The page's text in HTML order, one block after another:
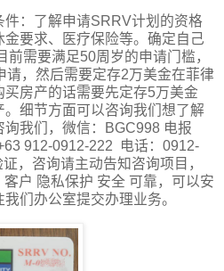
：了解申请SRRV计划的资格
要求、医疗保险等。确定自己
需要满足50周岁的申请门槛，
请，然后需要定存2万美金在菲律
房产的话需要先定存5万美金
细节方面可以咨询我们想了解
我们，微信：BGC998 电报
912-0912-222 电话：0912-
，咨询请主动告知咨询项目，
户 隐私保护 安全 可靠，可以安
们办公室提交办理业务。